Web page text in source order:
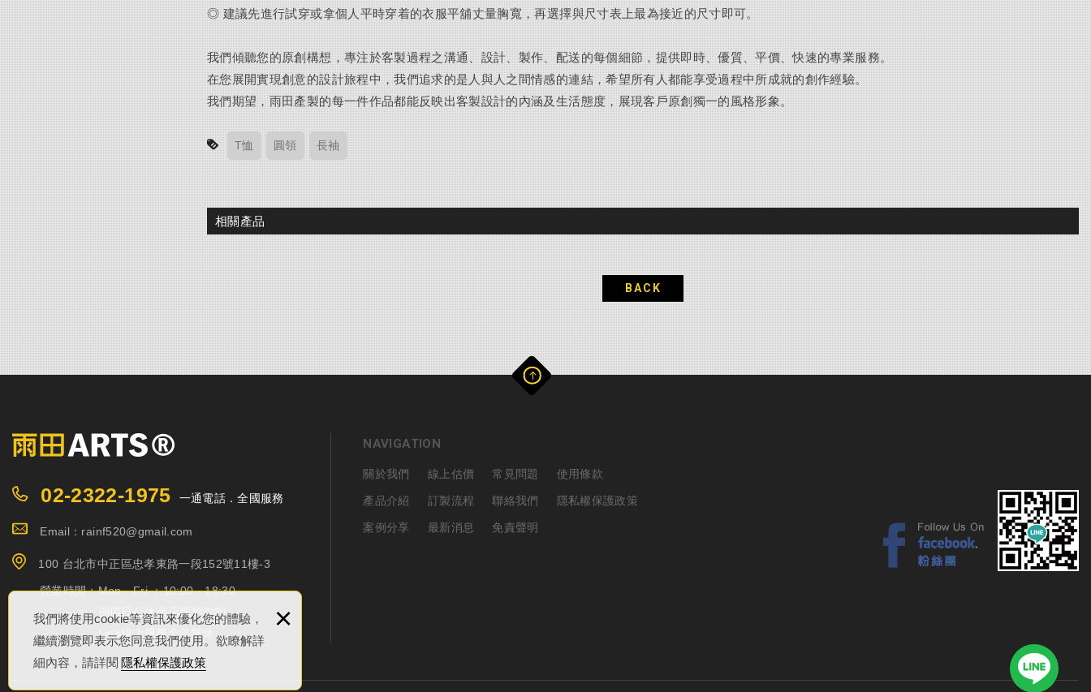
我們將使用cookie等資訊來優化您的體驗，
繼續瀏覽即表示您同意我們使用。欲瞭解詳
細內容，請詳閱 隱私權保護政策
×
◎ 建議先進行試穿或拿個人平時穿着的衣服平舖丈量胸寬，再選擇與尺寸表上最為接近的尺寸即可。
我們傾聽您的原創構想，專注於客製過程之溝通、設計、製作、配送的每個細節，提供即時、優質、平價、快速的專業服務。
在您展開實現創意的設計旅程中，我們追求的是人與人之間情感的連結，希望所有人都能享受過程中所成就的創作經驗。
我們期望，雨田產製的每一件作品都能反映出客製設計的內涵及生活態度，展現客戶原創獨一的風格形象。
T恤 圓領 長袖
相關產品
BACK
02-2322-1975 一通電話．全國服務
Email：rainf520@gmail.com
100 台北市中正區忠孝東路一段152號11樓-3
營業時間：Mon - Fri ：10:00 - 18:30
例假日公休來店採預約制
Line線上服務全年無休
NAVIGATION
關於我們
產品介紹
案例分享
線上估價
訂製流程
最新消息
常見問題
聯絡我們
免責聲明
使用條款
隱私權保護政策